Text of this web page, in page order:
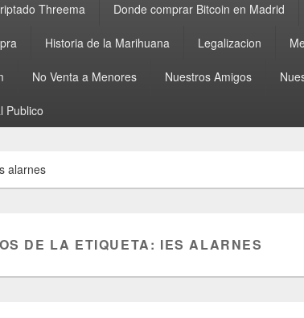
Threema Donde comprar Bitcoin en Madrid
Historia de la Marihuana Legalizacion
No Venta a Menores Nuestros Amigos
Publico
alarnes
DE LA ETIQUETA: IES ALARNES